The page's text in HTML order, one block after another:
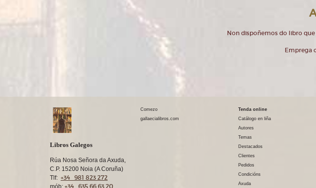
Non dispoñemos do libro
Emprega
Libros Galegos
Rúa Nosa Señora da Axuda,
C.P. 15200 Noia (A Coruña)
Tlf: +34 981 823 272
mób: +34 635 66 63 20
Comezo
gallaecialibros.com
Tenda online
Catálogo en liña
Autores
Temas
Destacados
Clientes
Pedidos
Condicións
Axuda